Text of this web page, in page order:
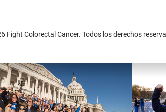
Fight Colorectal Cancer. Todos los derechos